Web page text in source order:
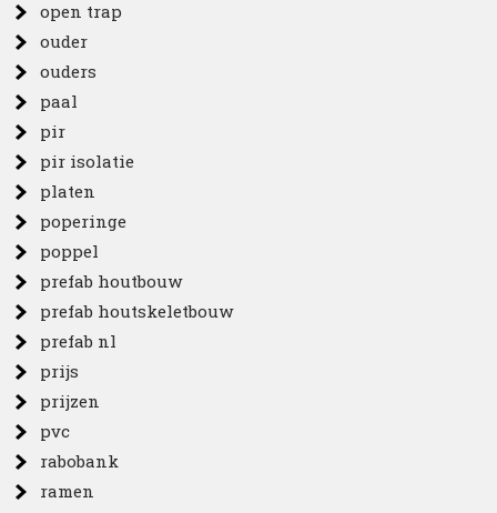
open trap
ouder
ouders
paal
pir
pir isolatie
platen
poperinge
poppel
prefab houtbouw
prefab houtskeletbouw
prefab nl
prijs
prijzen
pvc
rabobank
ramen